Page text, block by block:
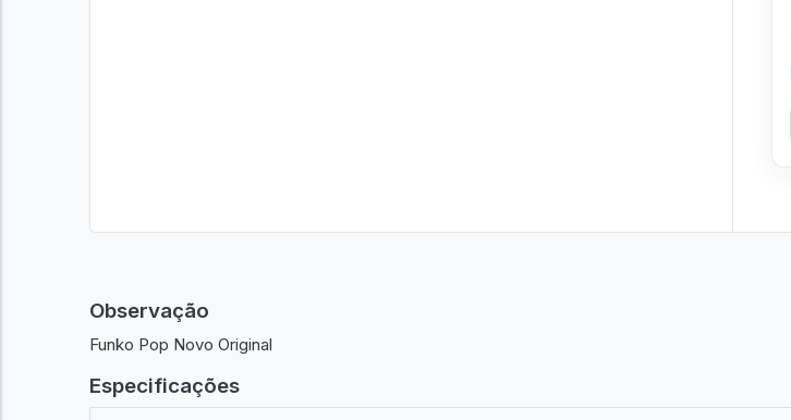
Observação
Funko Pop Novo Original
Especificações